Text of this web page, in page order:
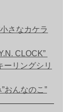
さなカケラ
CLOCK”
ーリングシリ
おんなのこ”